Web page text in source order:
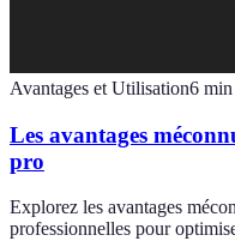
Avantages et Utilisation6 min
Les avantages
pro
Explorez les avantages
professionnelles pour